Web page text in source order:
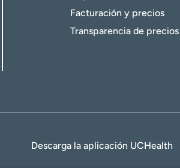
Facturación y precios
Transparencia de precios
Descarga la aplicación UCHealth